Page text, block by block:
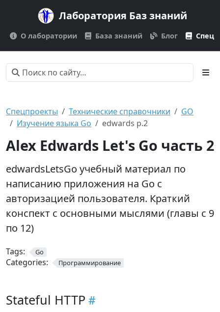
Лаборатория Баз знаний
О лаборатории База знаний Блог
Спецпроекты Технические справочники
GO
Изучение языка Go
edwards p.2
Alex Edwards Let's Go часть 2
edwardsLetsGo учебный материал по
написанию приложения на Go с
авторизацией пользователя. Краткий
конспект с основными мыслями (главы с 9
по 12)
Tags: Go
Categories: Программирование
Stateful HTTP